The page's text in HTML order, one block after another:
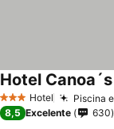
3 Estrellas
Hotel Piscina
Hotel
8,5 Excelente 630